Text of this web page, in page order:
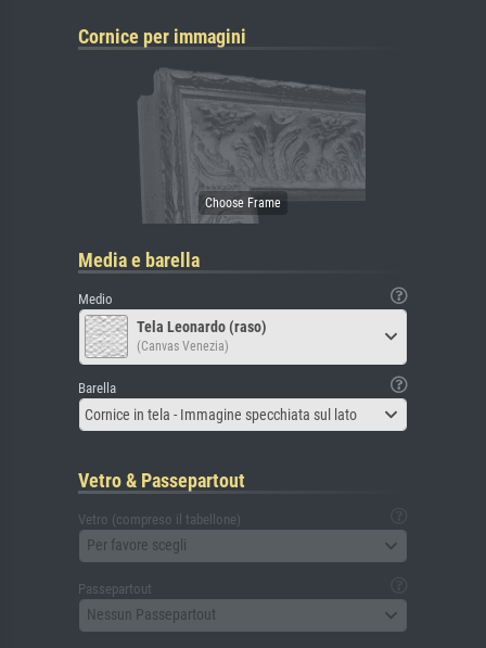
Cornice per immagini
Media e barella
Medio
Tela Leonardo (raso)
(Canvas Venezia)
Barella
Cornice in tela - Immagine specchiata sul lato
Vetro & Passepartout
Vetro (compreso il tabellone)
Per favore scegli
Passepartout
Nessun Passepartout